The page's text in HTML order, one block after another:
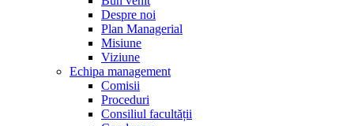
Despre noi
Plan Managerial
Misiune
Viziune
Echipa management
Comisii
Proceduri
Consiliul facultății